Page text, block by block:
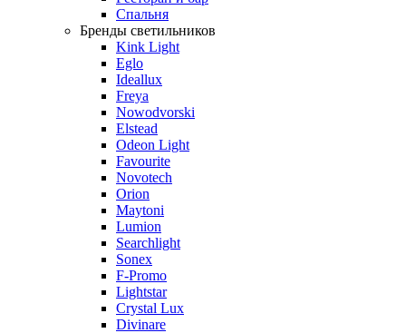
Спальня
Бренды светильников
Kink Light
Eglo
Ideallux
Freya
Nowodvorski
Elstead
Odeon Light
Favourite
Novotech
Orion
Maytoni
Lumion
Searchlight
Sonex
F-Promo
Lightstar
Crystal Lux
Divinare